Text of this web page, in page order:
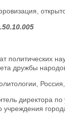
политических
дружбы
директора
учреждения